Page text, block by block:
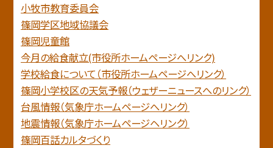
小牧市教育委員会
篠岡学区地域協議会
篠岡児童館
今月の給食献立(市役所ホームページへリンク)
学校給食について（市役所ホームページへリンク）
篠岡小学校区の天気予報（ウェザーニュースへのリンク）
台風情報（気象庁ホームページへリンク）
地震情報（気象庁ホームページヘリンク）
篠岡百話カルタづくり